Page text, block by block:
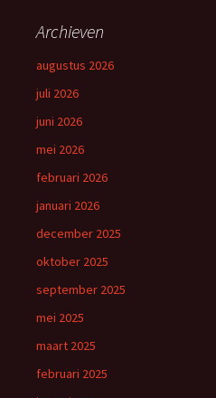
Archieven
augustus 2026
juli 2026
juni 2026
mei 2026
februari 2026
januari 2026
december 2025
oktober 2025
september 2025
mei 2025
maart 2025
februari 2025